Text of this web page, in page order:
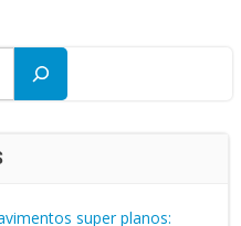
super planos: